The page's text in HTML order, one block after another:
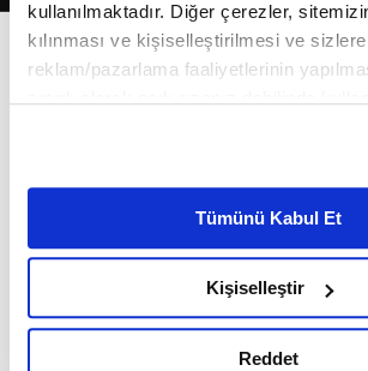
kullanılmaktadır. Diğer çerezler,
kılınması ve kişiselleştirilmesi ve
reklam/pazarlama faaliyetlerinin
belirleyebilirsiniz. Çerezlere ilişkin
Ayarlar butonuna tıklayabilir,Çerez
Metnimizi ziyaret edebilirsiniz.
6698 sayılı Kişisel Verilerin Korunması
okumak ve sitemizi ziyaretiniz
gerçekleştirilen veri işleme faaliyetleri
detaylı bilgi almak için lütfentıklayınız.
Tümünü Kabul Et
Kişiselleştir
Reddet